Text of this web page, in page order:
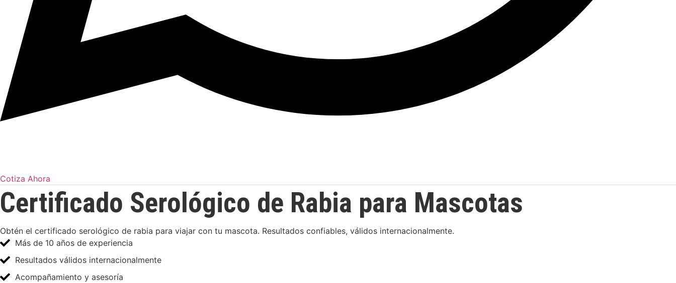
Cotiza Ahora
Certificado Serológico de Rabia para Mascotas
Obtén el certificado serológico de rabia para viajar con tu mascota. Resultados confiables, válidos internacionalmente.
Más de 10 años de experiencia
Resultados válidos internacionalmente
Acompañamiento y asesoría